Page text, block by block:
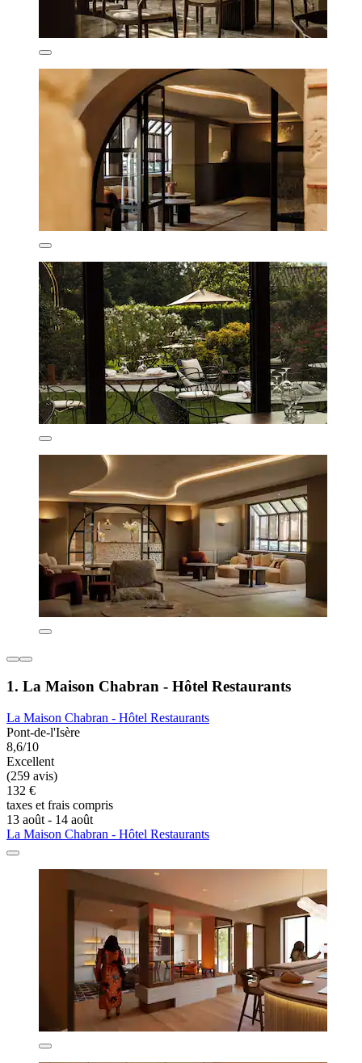
1. La Maison Chabran - Hôtel Restaurants
La Maison Chabran - Hôtel Restaurants
Pont-de-l'Isère
8,6/10
Excellent
(259 avis)
132 €
taxes et frais compris
13 août - 14 août
La Maison Chabran - Hôtel Restaurants